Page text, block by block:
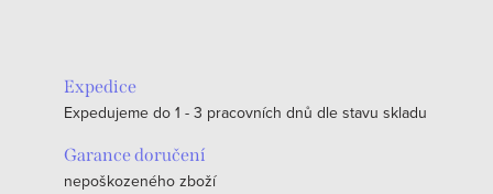
Expedice
Expedujeme do 1 - 3 pracovních dnů dle stavu skladu
Garance doručení
nepoškozeného zboží